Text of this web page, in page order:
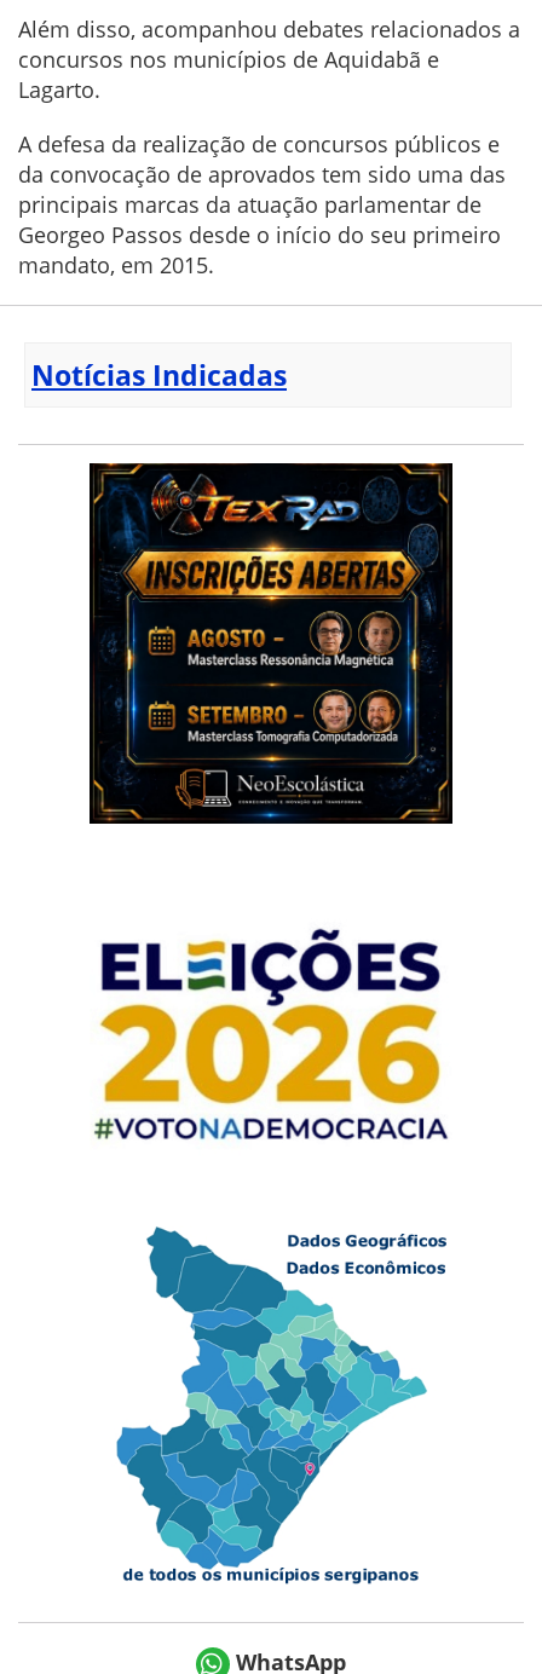
Além disso, acompanhou debates relacionados a
concursos nos municípios de Aquidabã e
Lagarto.
A defesa da realização de concursos públicos e
da convocação de aprovados tem sido uma das
principais marcas da atuação parlamentar de
Georgeo Passos desde o início do seu primeiro
mandato, em 2015.
Notícias Indicadas
WhatsApp